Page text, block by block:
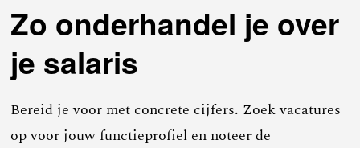
Zo onderhandel je over
je salaris
Bereid je voor met concrete cijfers. Zoek vacatures
op voor jouw functieprofiel en noteer de